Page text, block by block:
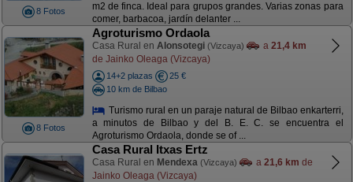
8 Fotos
m2 de finca. Ideal para grupos grandes. Varias zonas para
comer, barbacoa, jardín delanter ...
8 Fotos
Agroturismo Ordaola
Casa Rural en Alonsotegi (Vizcaya) a 21,4 km
de Jainko Oleaga (Vizcaya)
14+2 plazas
25 €
10 km de Bilbao
Turismo rural en un paraje natural de Bilbao enkarterri,
a minutos de Bilbao y del B. E. C. se encuentra el
Agroturismo Ordaola, donde se of ...
Casa Rural Itxas Ertz
Casa Rural en Mendexa (Vizcaya) a 21,6 km de
Jainko Oleaga (Vizcaya)